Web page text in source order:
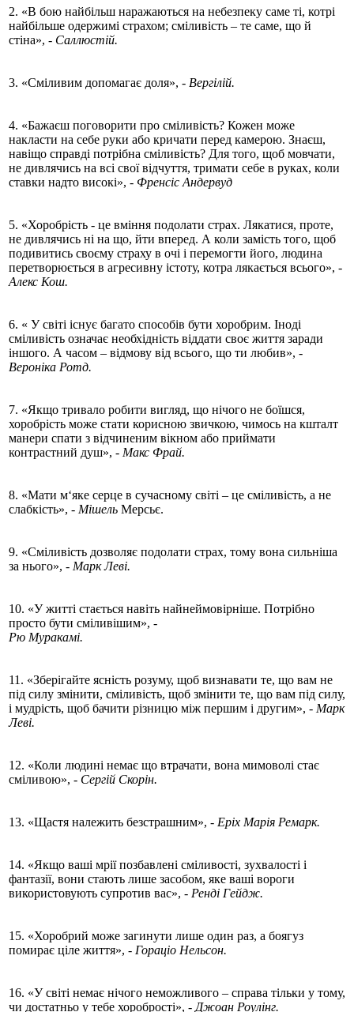
2. «В бою найбільш наражаються на небезпеку саме ті, котрі
найбільше одержимі страхом; сміливість – те саме, що й
стіна», - Саллюстій.
3. «Сміливим допомагає доля», - Вергілій.
4. «Бажаєш поговорити про сміливість? Кожен може
накласти на себе руки або кричати перед камерою. Знаєш,
навіщо справді потрібна сміливість? Для того, щоб мовчати,
не дивлячись на всі свої відчуття, тримати себе в руках, коли
ставки надто високі», - Френсіс Андервуд
5. «Хоробрість - це вміння подолати страх. Лякатися, проте,
не дивлячись ні на що, йти вперед. А коли замість того, щоб
подивитись своєму страху в очі і перемогти його, людина
перетворюється в агресивну істоту, котра лякається всього», -
Алекс Кош.
6. « У світі існує багато способів бути хоробрим. Іноді
сміливість означає необхідність віддати своє життя заради
іншого. А часом – відмову від всього, що ти любив», -
Вероніка Ротд.
7. «Якщо тривало робити вигляд, що нічого не боїшся,
хоробрість може стати корисною звичкою, чимось на кшталт
манери спати з відчиненим вікном або приймати
контрастний душ», - Макс Фрай.
8. «Мати м‘яке серце в сучасному світі – це сміливість, а не
слабкість», - Мішель Мерсьє.
9. «Сміливість дозволяє подолати страх, тому вона сильніша
за нього», - Марк Леві.
10. «У житті стається навіть найнеймовірніше. Потрібно
просто бути сміливішим», -
Рю Муракамі.
11. «Зберігайте ясність розуму, щоб визнавати те, що вам не
під силу змінити, сміливість, щоб змінити те, що вам під силу,
і мудрість, щоб бачити різницю між першим і другим», - Марк
Леві.
12. «Коли людині немає що втрачати, вона мимоволі стає
сміливою», - Сергій Скорін.
13. «Щастя належить безстрашним», - Еріх Марія Ремарк.
14. «Якщо ваші мрії позбавлені сміливості, зухвалості і
фантазії, вони стають лише засобом, яке ваші вороги
використовують супротив вас», - Ренді Гейдж.
15. «Хоробрий може загинути лише один раз, а боягуз
помирає ціле життя», - Гораціо Нельсон.
16. «У світі немає нічого неможливого – справа тільки у тому,
чи достатньо у тебе хоробрості», - Джоан Роулінг.